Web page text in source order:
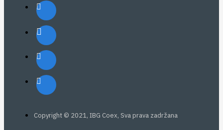
Copyright © 2021, IBG Coex, Sva prava zadržana